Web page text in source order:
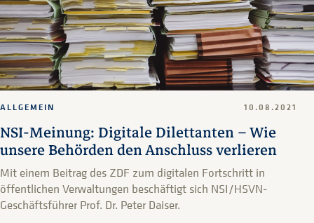
NSI-Meinung: Digitale Dilettanten – Wie
unsere Behörden den Anschluss verlieren
ALLGEMEIN 10.08.2021
Mit einem Beitrag des ZDF zum digitalen Fortschritt in
öffentlichen Verwaltungen beschäftigt sich NSI/HSVN-
Geschäftsführer Prof. Dr. Peter Daiser.